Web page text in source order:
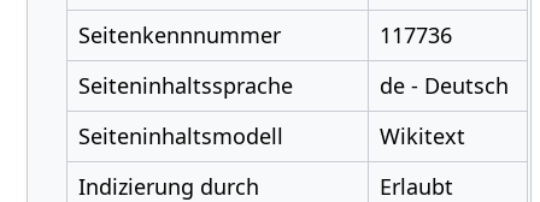
Seitenkennnummer
117736
Seiteninhaltssprache
de - Deutsch
Seiteninhaltsmodell
Wikitext
Indizierung durch
Erlaubt